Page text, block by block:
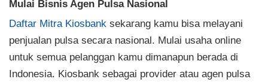
Mulai Bisnis Agen Pulsa Nasional
Daftar Mitra Kiosbank sekarang kamu bisa melayani
penjualan pulsa secara nasional. Mulai usaha online
untuk semua pelanggan kamu dimanapun berada di
Indonesia. Kiosbank sebagai provider atau agen pulsa